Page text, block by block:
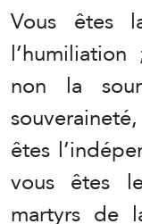
Vous êtes
non la
êtes
vous êtes
martyrs de